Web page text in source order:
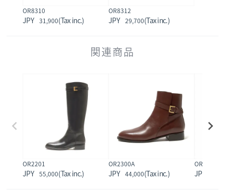
OR8310
31,900
OR8312
29,700
関連商品
OR2201
55,000
OR2300A
44,000
OR1600